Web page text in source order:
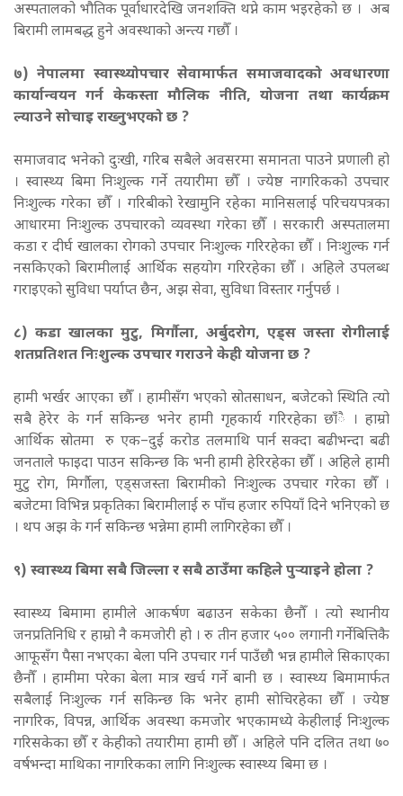
अस्पतालको भौतिक पूर्वाधारदेखि जनशक्ति थप्ने काम भइरहेको छ । अब
बिरामी लामबद्ध हुने अवस्थाको अन्त्य गछौँ ।
७) नेपालमा स्वास्थ्योपचार सेवामार्फत समाजवादको अवधारणा
कार्यान्वयन गर्न केकस्ता मौलिक नीति, योजना तथा कार्यक्रम
ल्याउने सोचाइ राख्नुभएको छ ?
समाजवाद भनेको दुःखी, गरिब सबैले अवसरमा समानता पाउने प्रणाली हो
। स्वास्थ्य बिमा निःशुल्क गर्ने तयारीमा छौँ । ज्येष्ठ नागरिकको उपचार
निःशुल्क गरेका छौँ । गरिबीको रेखामुनि रहेका मानिसलाई परिचयपत्रका
आधारमा निःशुल्क उपचारको व्यवस्था गरेका छौँ । सरकारी अस्पतालमा
कडा र दीर्घ खालका रोगको उपचार निःशुल्क गरिरहेका छौँ । निःशुल्क गर्न
नसकिएको बिरामीलाई आर्थिक सहयोग गरिरहेका छौँ । अहिले उपलब्ध
गराइएको सुविधा पर्याप्त छैन, अझ सेवा, सुविधा विस्तार गर्नुपर्छ ।
८) कडा खालका मुटु, मिर्गौला, अर्बुदरोग, एड्स जस्ता रोगीलाई
शतप्रतिशत निःशुल्क उपचार गराउने केही योजना छ ?
हामी भर्खर आएका छौँ । हामीसँग भएको स्रोतसाधन, बजेटको स्थिति त्यो
सबै हेरेर के गर्न सकिन्छ भनेर हामी गृहकार्य गरिरहेका छाँै । हाम्रो
आर्थिक स्रोतमा रु एक–दुई करोड तलमाथि पार्न सक्दा बढीभन्दा बढी
जनताले फाइदा पाउन सकिन्छ कि भनी हामी हेरिरहेका छौँ । अहिले हामी
मुटु रोग, मिर्गौला, एड्सजस्ता बिरामीको निःशुल्क उपचार गरेका छौँ ।
बजेटमा विभिन्न प्रकृतिका बिरामीलाई रु पाँच हजार रुपियाँ दिने भनिएको छ
। थप अझ के गर्न सकिन्छ भन्नेमा हामी लागिरहेका छौँ ।
९) स्वास्थ्य बिमा सबै जिल्ला र सबै ठाउँमा कहिले पुर्‍याइने होला ?
स्वास्थ्य बिमामा हामीले आकर्षण बढाउन सकेका छैनौँ । त्यो स्थानीय
जनप्रतिनिधि र हाम्रो नै कमजोरी हो । रु तीन हजार ५०० लगानी गर्नेबित्तिकै
आफूसँग पैसा नभएका बेला पनि उपचार गर्न पाउँछौ भन्न हामीले सिकाएका
छैनौँ । हामीमा परेका बेला मात्र खर्च गर्ने बानी छ । स्वास्थ्य बिमामार्फत
सबैलाई निःशुल्क गर्न सकिन्छ कि भनेर हामी सोचिरहेका छौँ । ज्येष्ठ
नागरिक, विपन्न, आर्थिक अवस्था कमजोर भएकामध्ये केहीलाई निःशुल्क
गरिसकेका छौँ र केहीको तयारीमा हामी छौँ । अहिले पनि दलित तथा ७०
वर्षभन्दा माथिका नागरिकका लागि निःशुल्क स्वास्थ्य बिमा छ ।